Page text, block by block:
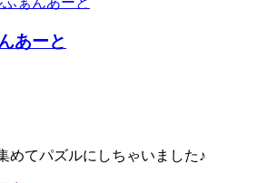
あーと
めてパズルにしちゃいました♪